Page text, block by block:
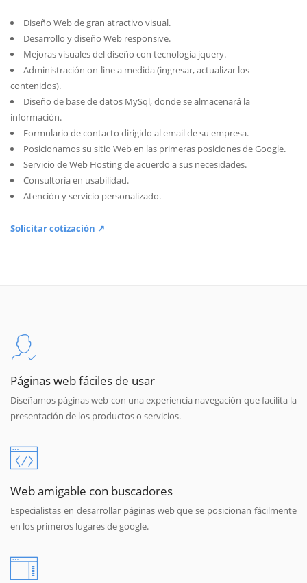
Diseño Web de gran atractivo visual.
Desarrollo y diseño Web responsive.
Mejoras visuales del diseño con tecnología jquery.
Administración on-line a medida (ingresar, actualizar los
contenidos).
Diseño de base de datos MySql, donde se almacenará la
información.
Formulario de contacto dirigido al email de su empresa.
Posicionamos su sitio Web en las primeras posiciones de Google.
Servicio de Web Hosting de acuerdo a sus necesidades.
Consultoría en usabilidad.
Atención y servicio personalizado.
Solicitar cotización ↗
Páginas web fáciles de usar
Diseñamos páginas web con una experiencia navegación que facilita la
presentación de los productos o servicios.
Web amigable con buscadores
Especialistas en desarrollar páginas web que se posicionan fácilmente
en los primeros lugares de google.